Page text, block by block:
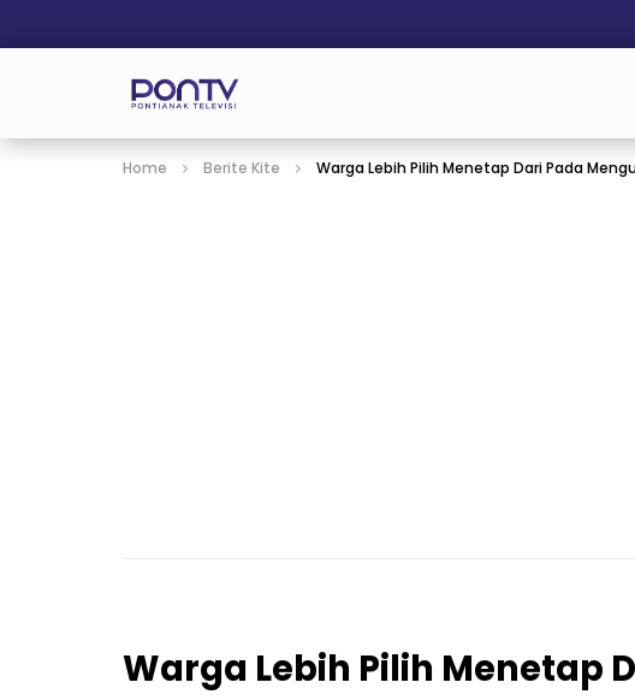
Home Berite Kite Warga Lebih Pilih Menetap Dari Pada
Warga Lebih Pilih Menetap